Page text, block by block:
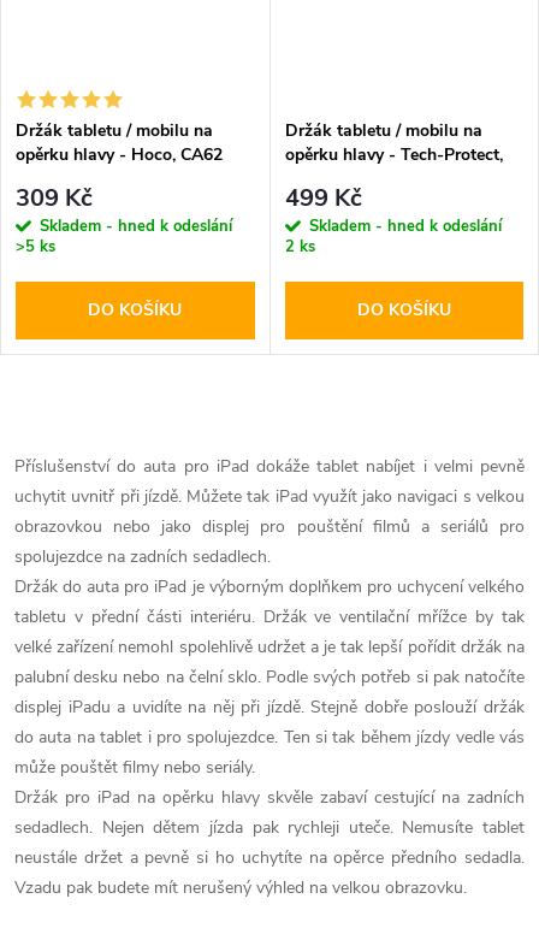
Držák tabletu / mobilu na
opěrku hlavy - Hoco, CA62
309 Kč
Skladem - hned k odeslání
>5 ks
DO KOŠÍKU
Držák tabletu / mobilu na
opěrku hlavy - Tech-Protect,
499 Kč
Skladem - hned k odeslání
2 ks
DO KOŠÍKU
v
l
á
d
a
c
í
p
r
v
Příslušenství do auta pro iPad dokáže tablet nabíjet i velmi pevně
uchytit uvnitř při jízdě. Můžete tak iPad využít jako navigaci s velkou
obrazovkou nebo jako displej pro pouštění filmů a seriálů pro
spolujezdce na zadních sedadlech.
Držák do auta pro iPad je výborným doplňkem pro uchycení velkého
tabletu v přední části interiéru. Držák ve ventilační mřížce by tak
velké zařízení nemohl spolehlivě udržet a je tak lepší pořídit držák na
palubní desku nebo na čelní sklo. Podle svých potřeb si pak natočíte
displej iPadu a uvidíte na něj při jízdě. Stejně dobře poslouží držák
do auta na tablet i pro spolujezdce. Ten si tak během jízdy vedle vás
může pouštět filmy nebo seriály.
Držák pro iPad na opěrku hlavy skvěle zabaví cestující na zadních
sedadlech. Nejen dětem jízda pak rychleji uteče. Nemusíte tablet
neustále držet a pevně si ho uchytíte na opěrce předního sedadla.
Vzadu pak budete mít nerušený výhled na velkou obrazovku.